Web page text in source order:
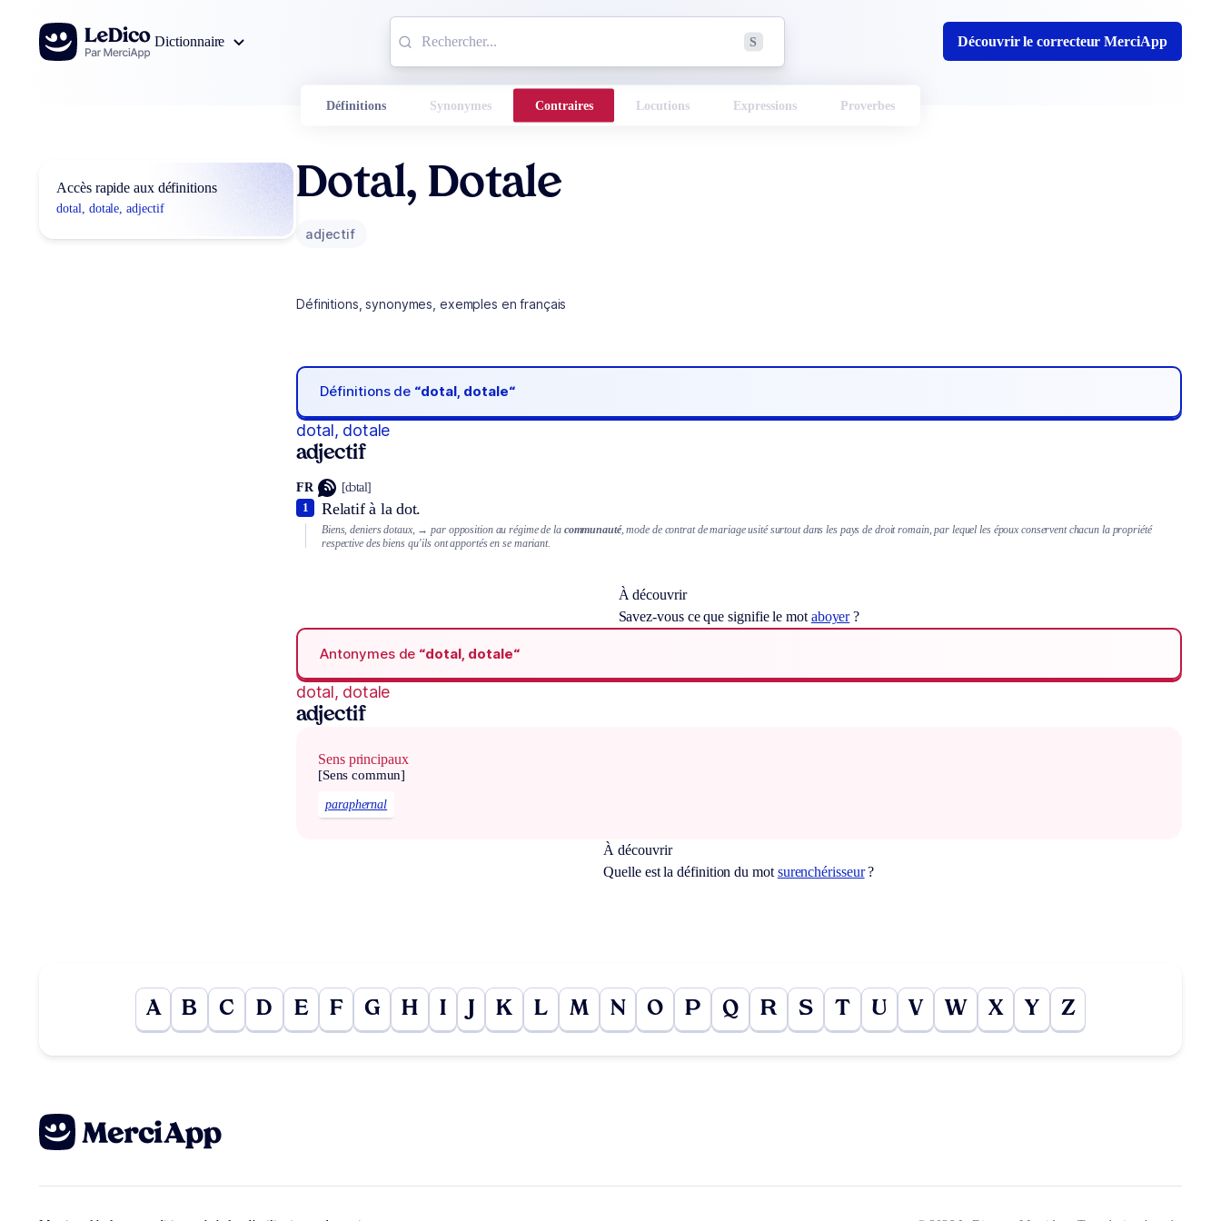
Aller au contenu
Dictionnaire
S Découvrir le correcteur MerciApp
Définitions Synonymes Contraires Locutions Expressions Proverbes
Accès rapide aux définitions
dotal, dotale, adjectif
Dotal, Dotale
adjectif
Définitions, synonymes, exemples en français
Définitions de “dotal, dotale“
dotal, dotale
adjectif
FR [dɔtal]
Relatif à la dot.
1
Biens, deniers dotaux, → par opposition au régime de la communauté, mode de contrat de mariage usité surtout dans les pays de droit romain, par lequel les époux conservent chacun la propriété
respective des biens qu’ils ont apportés en se mariant.
À découvrir
Savez-vous ce que signifie le mot aboyer?
Antonymes de “dotal, dotale“
dotal, dotale
adjectif
Sens principaux
[Sens commun]
paraphernal
À découvrir
Quelle est la définition du mot surenchérisseur?
A B C D E F G H I J K L M N O P Q R S T U V W X Y Z